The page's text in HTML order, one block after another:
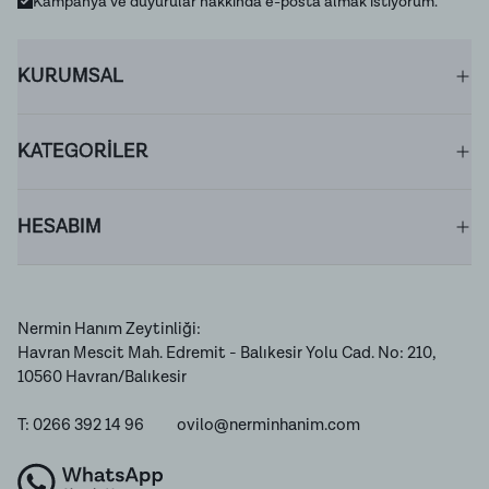
KURUMSAL
KATEGORİLER
HESABIM
Nermin Hanım Zeytinliği:
Havran Mescit Mah. Edremit - Balıkesir Yolu Cad. No: 210,
10560 Havran/Balıkesir
T: 0266 392 14 96 ovilo@nerminhanim.com